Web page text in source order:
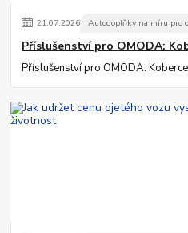
21.07.2026 Autodoplňky na míru pro
Příslušenství pro OMODA:
Příslušenství pro OMODA: